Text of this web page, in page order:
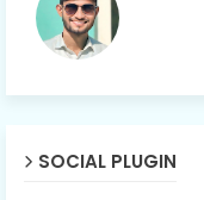
SOCIAL PLUGIN